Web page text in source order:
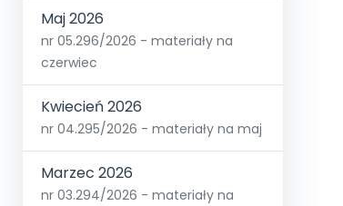
Maj 2026
nr 05.296/2026 - materiały na
czerwiec
Kwiecień 2026
nr 04.295/2026 - materiały na maj
Marzec 2026
nr 03.294/2026 - materiały na